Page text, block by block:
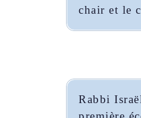
chair et le
Rabbi